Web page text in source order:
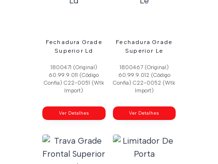
Fechadura Grade
Superior Ld
1800471 (Original)
60.99.9.011 (Código
Confia) C22-0051 (Wtk
Import)
Ver Detalhes
Fechadura Grade
Superior Le
1800467 (Original)
60.99.9.012 (Código
Confia) C22-0052 (Wtk
Import)
Ver Detalhes